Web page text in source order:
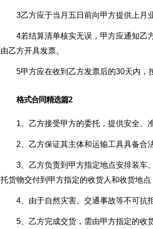
3乙方应于当月五日前向甲方提供上月
4若结算清单核实无误，甲方应通知乙
由乙方开具发票。
5甲方应在收到乙方发票后的30天内，
格式合同精选篇2
1、乙方接受甲方的委托，提供安全、
2、乙方保证其主体和运输工具具备合
3、乙方负责到甲方指定地点安排装车
托货物交付到甲方指定的收货人和收货地点
4、由于自然灾害、交通事故等不可抗
5、乙方完成交货，需由甲方指定的收